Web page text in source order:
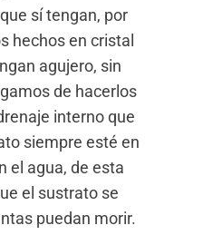
sí tengan, por
hechos en cristal
agujero, sin
de hacerlos
interno que
siempre esté en
el agua, de esta
el sustrato se
puedan morir.